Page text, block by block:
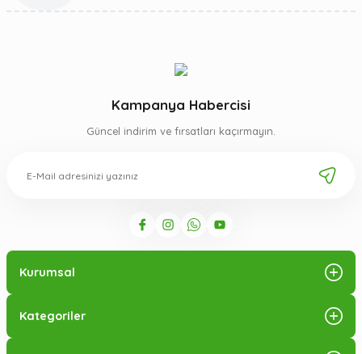
Kampanya Habercisi
Güncel indirim ve fırsatları kaçırmayın.
Kurumsal
Kategoriler